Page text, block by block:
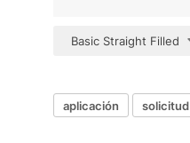
Basic Straight Filled
aplicación solicitud